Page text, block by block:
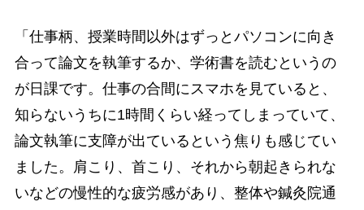
「仕事柄、授業時間以外はずっとパソコンに向き
合って論文を執筆するか、学術書を読むというの
が日課です。仕事の合間にスマホを見ていると、
知らないうちに1時間くらい経ってしまっていて、
論文執筆に支障が出ているという焦りも感じてい
ました。肩こり、首こり、それから朝起きられな
いなどの慢性的な疲労感があり、整体や鍼灸院通